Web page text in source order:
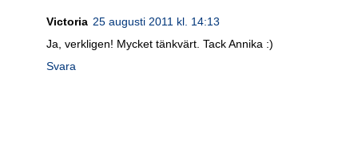
Victoria 25 augusti 2011 kl. 14:13
Ja, verkligen! Mycket tänkvärt. Tack Annika :)
Svara